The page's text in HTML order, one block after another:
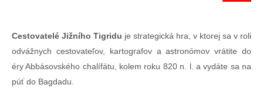
Cestovatelé Jižního Tigridu je strategická hra, v ktorej sa v roli
odvážnych cestovateľov, kartografov a astronómov vrátite do
éry Abbásovského chalífátu, kolem roku 820 n. l. a vydáte sa na
púť do Bagdadu.